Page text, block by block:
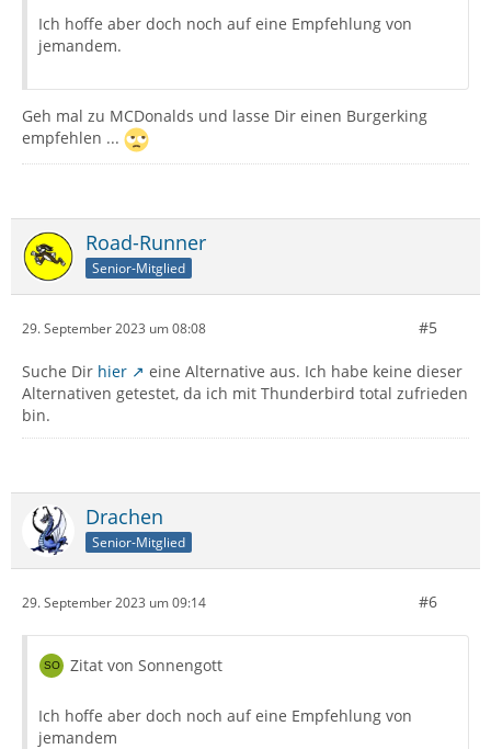
Ich hoffe aber doch noch auf eine Empfehlung von
jemandem.
Geh mal zu MCDonalds und lasse Dir einen Burgerking
empfehlen ...
Road-Runner
Senior-Mitglied
29. September 2023 um 08:08 #5
Suche Dir hier
eine Alternative aus. Ich habe keine dieser
Alternativen getestet, da ich mit Thunderbird total zufrieden
bin.
Drachen
Senior-Mitglied
29. September 2023 um 09:14 #6
Zitat von Sonnengott
Ich hoffe aber doch noch auf eine Empfehlung von
jemandem